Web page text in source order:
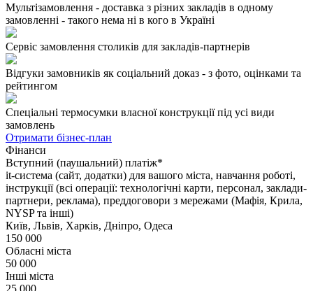
Мультізамовлення - доставка з різних закладів в одному
замовленні - такого нема ні в кого в Україні
Сервіс замовлення столиків для закладів-партнерів
Відгуки замовників як соціальний доказ - з фото, оцінками та
рейтингом
Спеціальні термосумки власної конструкції під усі види
замовлень
Отримати бізнес-план
Фінанси
Вступний (паушальний) платіж*
it-система (сайт, додатки) для вашого міста, навчання роботі,
інструкції (всі операції: технологічні карти, персонал, заклади-
партнери, реклама), преддоговори з мережами (Мафія, Крила,
NYSP та інші)
Київ, Львів, Харків, Дніпро, Одеса
150 000
Обласні міста
50 000
Інші міста
25 000